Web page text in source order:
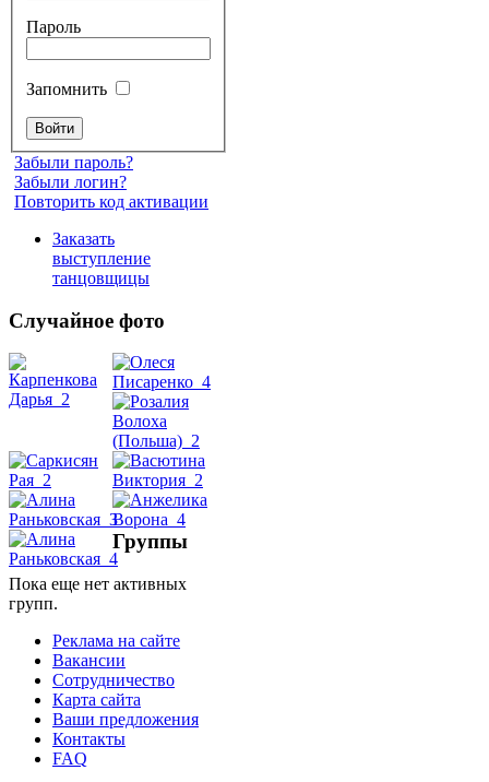
Пароль
Запомнить
Забыли пароль?
Забыли логин?
Повторить код активации
Заказать
выступление
танцовщицы
Случайное фото
Группы
Пока еще нет активных
групп.
Реклама на сайте
Вакансии
Сотрудничество
Карта сайта
Ваши предложения
Контакты
FAQ